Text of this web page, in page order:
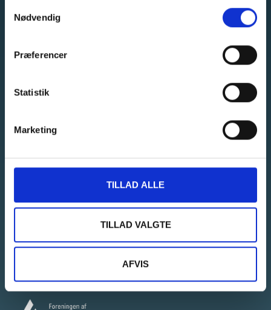
Nødvendig
Præferencer
Statistik
Marketing
TILLAD ALLE
TILLAD VALGTE
AFVIS
SOCIAL MEDIA
Find bygningstegninger
Kontakt os
MEDLEMSKABER